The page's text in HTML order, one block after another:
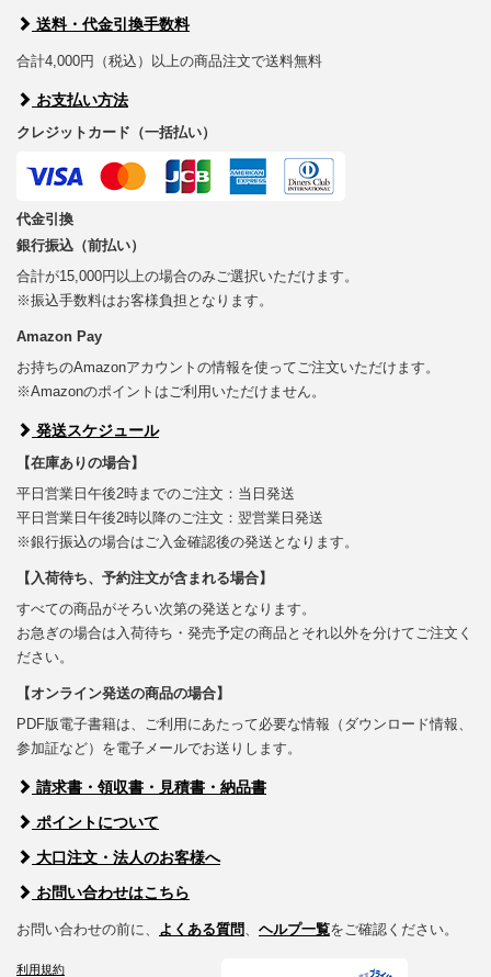
送料・代金引換手数料
合計4,000円（税込）以上の商品注文で送料無料
お支払い方法
クレジットカード（一括払い）
代金引換
銀行振込（前払い）
合計が15,000円以上の場合のみご選択いただけます。
※振込手数料はお客様負担となります。
Amazon Pay
お持ちのAmazonアカウントの情報を使ってご注文いただけます。
※Amazonのポイントはご利用いただけません。
発送スケジュール
【在庫ありの場合】
平日営業日午後2時までのご注文：当日発送
平日営業日午後2時以降のご注文：翌営業日発送
※銀行振込の場合はご入金確認後の発送となります。
【入荷待ち、予約注文が含まれる場合】
すべての商品がそろい次第の発送となります。
お急ぎの場合は入荷待ち・発売予定の商品とそれ以外を分けてご注文く
ださい。
【オンライン発送の商品の場合】
PDF版電子書籍は、ご利用にあたって必要な情報（ダウンロード情報、
参加証など）を電子メールでお送りします。
請求書・領収書・見積書・納品書
ポイントについて
大口注文・法人のお客様へ
お問い合わせはこちら
お問い合わせの前に、 よくある質問 ヘルプ一覧をご確認ください。
利用規約